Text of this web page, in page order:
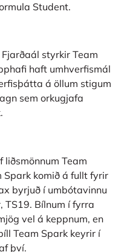
Student.
styrkir Team
haft umhverfismál
á öllum stigum
sem orkugjafa
Team
Spark komið á fullt fyrir
byrjuð í umbótavinnu
TS19. Bílnum í fyrra
vel á keppnum, en
Team Spark keyrir í
því.